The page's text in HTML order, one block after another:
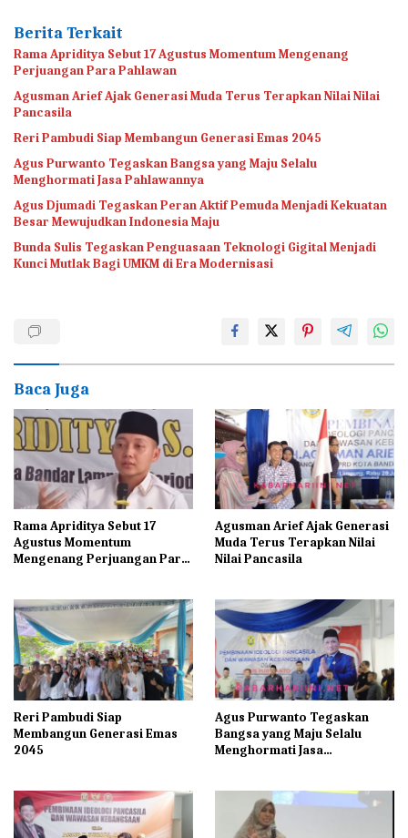
Berita Terkait
Rama Apriditya Sebut 17 Agustus Momentum Mengenang
Perjuangan Para Pahlawan
Agusman Arief Ajak Generasi Muda Terus Terapkan Nilai Nilai
Pancasila
Reri Pambudi Siap Membangun Generasi Emas 2045
Agus Purwanto Tegaskan Bangsa yang Maju Selalu
Menghormati Jasa Pahlawannya
Agus Djumadi Tegaskan Peran Aktif Pemuda Menjadi Kekuatan
Besar Mewujudkan Indonesia Maju
Bunda Sulis Tegaskan Penguasaan Teknologi Gigital Menjadi
Kunci Mutlak Bagi UMKM di Era Modernisasi
Baca Juga
Rama Apriditya Sebut 17
Agustus Momentum
Mengenang Perjuangan Para
Agusman Arief Ajak Generasi
Muda Terus Terapkan Nilai
Nilai Pancasila
Reri Pambudi Siap
Membangun Generasi Emas
2045
Agus Purwanto Tegaskan
Bangsa yang Maju Selalu
Menghormati Jasa